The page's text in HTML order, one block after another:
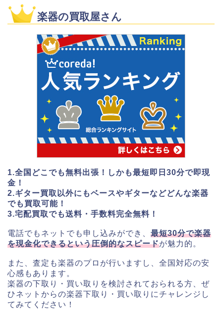
楽器の買取屋さん
1.全国どこでも無料出張！しかも最短即日30分で即現
金！
2.ギター買取以外にもベースやギターなどどんな楽器
でも買取可能！
3.宅配買取でも送料・手数料完全無料！
電話でもネットでも申し込みができ、 最短30分で楽器
を現金化できるという圧倒的なスピードが魅力的。
また、査定も楽器のプロが行いますし、全国対応の安
心感もあります。
楽器の下取り・買い取りを検討されておられる方、ぜ
ひネットからの楽器下取り・買い取りにチャレンジし
てみてください！